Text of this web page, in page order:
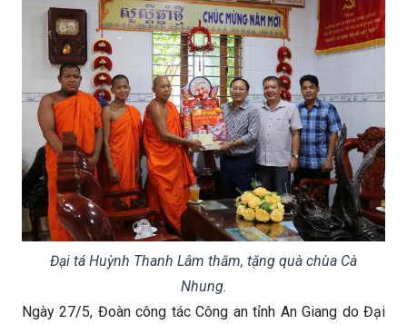
Đại tá Huỳnh Thanh Lâm thăm, tặng quà chùa Cà
Nhung.
Ngày 27/5, Đoàn công tác Công an tỉnh An Giang do Đại